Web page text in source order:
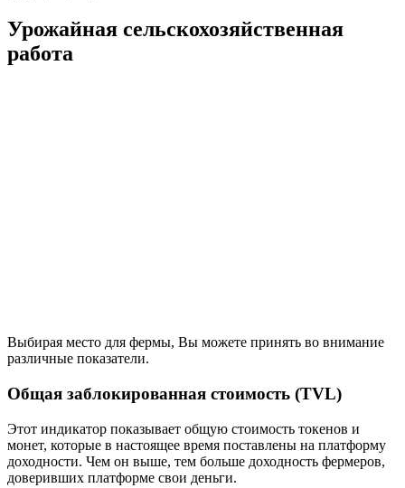
Урожайная сельскохозяйственная
работа
Выбирая место для фермы, Вы можете принять во внимание
различные показатели.
Общая заблокированная стоимость (TVL)
Этот индикатор показывает общую стоимость токенов и
монет, которые в настоящее время поставлены на платформу
доходности. Чем он выше, тем больше доходность фермеров,
доверивших платформе свои деньги.